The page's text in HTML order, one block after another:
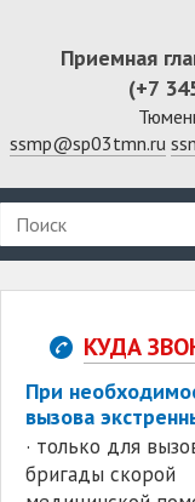
Приемная
(+7
ssmp@sp03tmn.ru
КУДА
При
вызова
· только для
бригады скорой